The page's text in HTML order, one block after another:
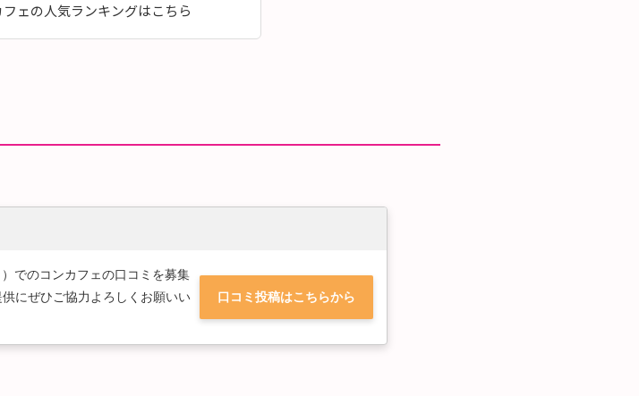
ェの人気ランキングはこちら
でのコンカフェの口コミを募集
にぜひご協力よろしくお願いい
口コミ投稿はこちらから